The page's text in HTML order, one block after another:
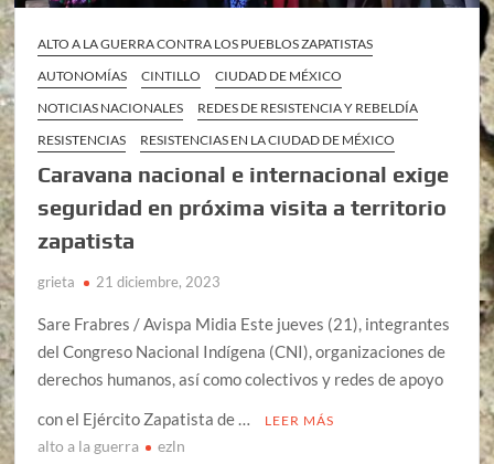
ALTO A LA GUERRA CONTRA LOS PUEBLOS ZAPATISTAS
AUTONOMÍAS
CINTILLO
CIUDAD DE MÉXICO
NOTICIAS NACIONALES
REDES DE RESISTENCIA Y REBELDÍA
RESISTENCIAS
RESISTENCIAS EN LA CIUDAD DE MÉXICO
Caravana nacional e internacional exige
seguridad en próxima visita a territorio
zapatista
grieta 21 diciembre, 2023
Sare Frabres / Avispa Midia Este jueves (21), integrantes
del Congreso Nacional Indígena (CNI), organizaciones de
derechos humanos, así como colectivos y redes de apoyo
con el Ejército Zapatista de …
LEER MÁS
alto a la guerra ezln